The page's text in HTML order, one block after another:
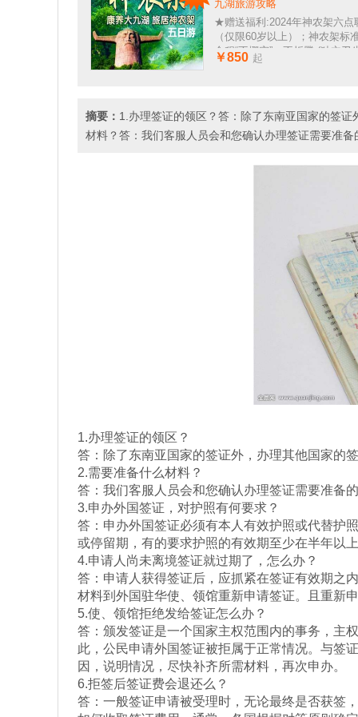
九湖旅游攻略
★赠送福利:2024年神农架六点
（仅限60岁以上）；神农架标
全程“不挪窝”，不折腾;(独立卫
含空调)
￥850 起
摘要： 1.办理签证的领区？答：除了东南亚国家的签
材料？答：我们客服人员会和您确认办理签证需要准
1.办理签证的领区？
答：除了东南亚国家的签证外，办理其他国家的
2.需要准备什么材料？
答：我们客服人员会和您确认办理签证需要准备
3.申办外国签证，对护照有何要求？
答：申办外国签证必须有本人有效护照或代替护
或停留期，有的要求护照的有效期至少在半年以
4.申请人尚未离境签证就过期了，怎么办？
答：申请人获得签证后，应抓紧在签证有效期之
材料到外国驻华使、领馆重新申请签证。且重新
5.使、领馆拒绝发给签证怎么办？
答：颁发签证是一个国家主权范围内的事务，主
此，公民申请外国签证被拒属于正常情况。与签
因，说明情况，尽快补齐所需材料，再次申办。
6.拒签后签证费会退还么？
答：一般签证申请被受理时，无论最终是否获签